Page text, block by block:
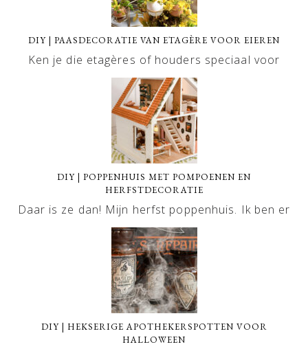
DIY | PAASDECORATIE VAN ETAGÈRE VOOR EIEREN
Ken je die etagères of houders speciaal voor
DIY | POPPENHUIS MET POMPOENEN EN
HERFSTDECORATIE
Daar is ze dan! Mijn herfst poppenhuis. Ik ben er
DIY | HEKSERIGE APOTHEKERSPOTTEN VOOR
HALLOWEEN